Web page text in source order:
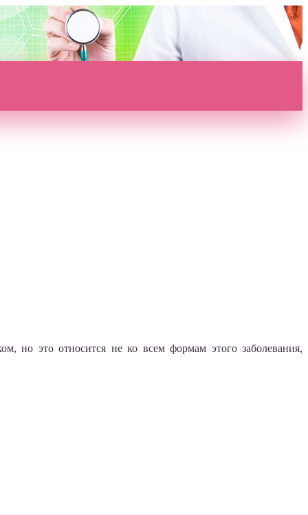
но это относится не ко всем формам этого заболевания,